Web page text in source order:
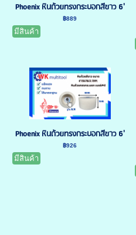
Phoenix หินถ้วยทรงกระบอกสีขาว 6'
฿889
มีสินค้า
Phoenix หินถ้วยทรงกระบอกสีขาว 6'
฿926
มีสินค้า